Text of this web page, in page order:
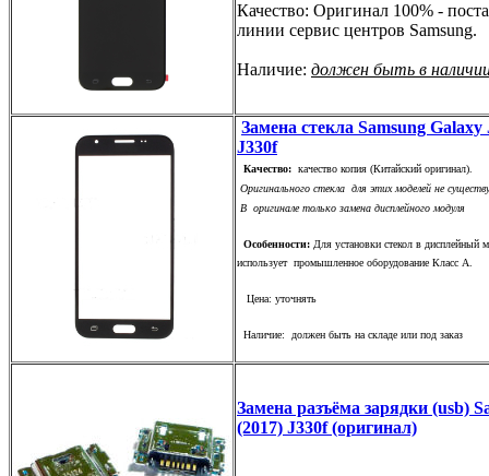
Качество: Оригинал 100% -
линии сервис центров Samsung.
Наличие: должен быть в
Замена стекла Samsung Galaxy
J330f
Качество: качество копия (Китайский оригинал).
Оригинального стекла для этих моделей не
В оригинале только замена дисплейного модуля
Особенности: Для установки стекол в дисплейный
использует промышленное оборудование Класс А.
Цена: уточнять
Наличие: должен быть на складе или под заказ
Замена разъёма зарядки (usb)
(2017) J330f (оригинал)